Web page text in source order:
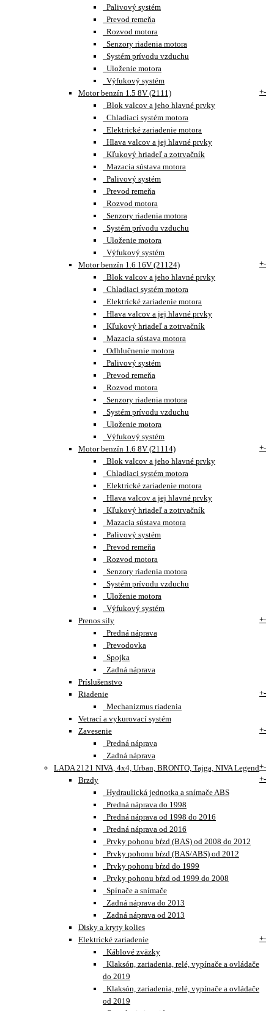
Palivový systém
Prevod remeňa
Rozvod motora
Senzory riadenia motora
Systém prívodu vzduchu
Uloženie motora
Výfukový systém
Motor benzín 1.5 8V (2111)
+-
Blok valcov a jeho hlavné prvky
Chladiaci systém motora
Elektrické zariadenie motora
Hlava valcov a jej hlavné prvky
Kľukový hriadeľ a zotrvačník
Mazacia sústava motora
Palivový systém
Prevod remeňa
Rozvod motora
Senzory riadenia motora
Systém prívodu vzduchu
Uloženie motora
Výfukový systém
Motor benzín 1.6 16V (21124)
+-
Blok valcov a jeho hlavné prvky
Chladiaci systém motora
Elektrické zariadenie motora
Hlava valcov a jej hlavné prvky
Kľukový hriadeľ a zotrvačník
Mazacia sústava motora
Odhlučnenie motora
Palivový systém
Prevod remeňa
Rozvod motora
Senzory riadenia motora
Systém prívodu vzduchu
Uloženie motora
Výfukový systém
Motor benzín 1.6 8V (21114)
+-
Blok valcov a jeho hlavné prvky
Chladiaci systém motora
Elektrické zariadenie motora
Hlava valcov a jej hlavné prvky
Kľukový hriadeľ a zotrvačník
Mazacia sústava motora
Palivový systém
Prevod remeňa
Rozvod motora
Senzory riadenia motora
Systém prívodu vzduchu
Uloženie motora
Výfukový systém
Prenos sily
+-
Predná náprava
Prevodovka
Spojka
Zadná náprava
Príslušenstvo
Riadenie
+-
Mechanizmus riadenia
Vetrací a vykurovací systém
Zavesenie
+-
Predná náprava
Zadná náprava
LADA 2121 NIVA, 4x4, Urban, BRONTO, Tajga, NIVA Legend+-
Brzdy
+-
Hydraulická jednotka a snímače ABS
Predná náprava do 1998
Predná náprava od 1998 do 2016
Predná náprava od 2016
Prvky pohonu bŕzd (BAS) od 2008 do 2012
Prvky pohonu bŕzd (BAS/ABS) od 2012
Prvky pohonu bŕzd do 1999
Prvky pohonu bŕzd od 1999 do 2008
Spínače a snímače
Zadná náprava do 2013
Zadná náprava od 2013
Disky a kryty kolies
Elektrické zariadenie
+-
Káblové zväzky
Klaksón, zariadenia, relé, vypínače a ovládače
do 2019
Klaksón, zariadenia, relé, vypínače a ovládače
od 2019